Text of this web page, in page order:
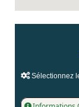
Sélectionnez